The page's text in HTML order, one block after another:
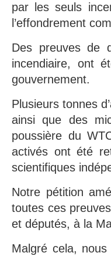
par les seuls
l’effondrement
Des preuves de
incendiaire, ont
gouvernement.
Plusieurs tonnes
ainsi que des
poussière du
activés ont été
scientifiques
Notre pétition
toutes ces
et députés, à la
Malgré cela,